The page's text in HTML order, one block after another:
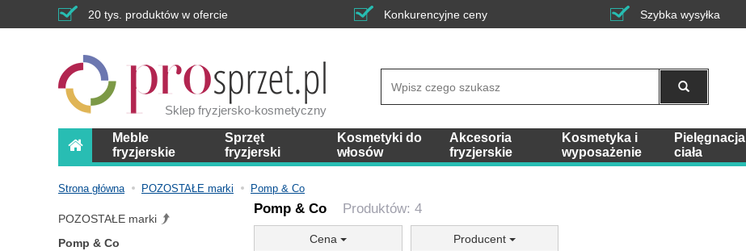
20 tys. produktów w ofercie Konkurencyjne ceny Szybka wysyłka
Sklep fryzjersko-kosmetyczny
Meble
fryzjerskie
Sprzęt
fryzjerski
Kosmetyki do
włosów
Akcesoria
fryzjerskie
Kosmetyka i
wyposażenie
Pielęgnacja
ciała
Strona główna POZOSTAŁE marki Pomp & Co
Pomp & Co Produktów: 4
Cena Producent
POZOSTAŁE marki
Pomp & Co